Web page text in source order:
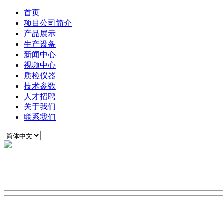
首页
项目公司简介
产品展示
生产设备
新闻中心
视频中心
质检仪器
技术参数
人才招聘
关于我们
联系我们